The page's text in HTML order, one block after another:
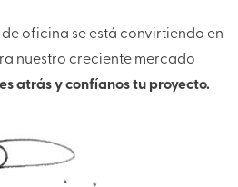
oficina se está convirtiendo en
nuestro creciente mercado
atrás y confíanos tu proyecto.